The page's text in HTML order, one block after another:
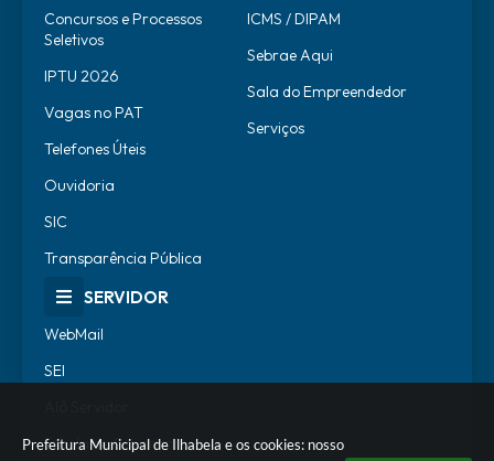
Prefeitura Municipal de Ilhabela e os cookies: nosso
Concursos e Processos
Seletivos
IPTU 2026
Vagas no PAT
Telefones Úteis
Ouvidoria
SIC
Transparência Pública
ICMS / DIPAM
Sebrae Aqui
Sala do Empreendedor
Serviços
SERVIDOR
WebMail
SEI
Escola de Governo